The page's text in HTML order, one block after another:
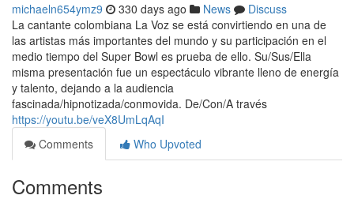
michaeln654ymz9 330 days ago News
Discuss
La cantante colombiana La Voz se está convirtiendo en una de
las artistas más importantes del mundo y su participación en el
medio tiempo del Super Bowl es prueba de ello. Su/Sus/Ella
misma presentación fue un espectáculo vibrante lleno de energía
y talento, dejando a la audiencia
fascinada/hipnotizada/conmovida. De/Con/A través
https://youtu.be/veX8UmLqAqI
Comments
Who Upvoted
Comments